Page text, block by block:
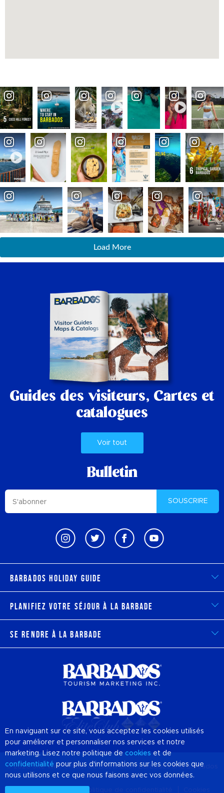
Load More
Guides des visiteurs, Cartes et
catalogues
Voir tout
Bulletin
SOUSCRIRE
Barbados Holiday Guide
Planifiez votre séjour à la Barbade
Se rendre à la Barbade
© 2026 Site Web officiel de Destination Barbadosand Barbados
Tourism Marketing, Inc
En naviguant sur ce site, vous acceptez les cookies utilisés
pour améliorer et personnaliser nos services et notre
marketing. Lisez notre politique de cookies et de
confidentialité pour plus d'informations sur les cookies que
nous utilisons et ce que nous faisons avec vos données.